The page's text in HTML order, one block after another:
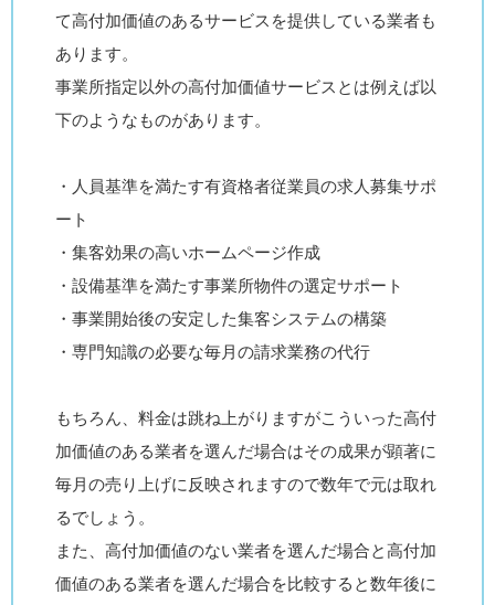
て高付加価値のあるサービスを提供している業者も
あります。
事業所指定以外の高付加価値サービスとは例えば以
下のようなものがあります。
・人員基準を満たす有資格者従業員の求人募集サポ
ート
・集客効果の高いホームページ作成
・設備基準を満たす事業所物件の選定サポート
・事業開始後の安定した集客システムの構築
・専門知識の必要な毎月の請求業務の代行
もちろん、料金は跳ね上がりますがこういった高付
加価値のある業者を選んだ場合はその成果が顕著に
毎月の売り上げに反映されますので数年で元は取れ
るでしょう。
また、高付加価値のない業者を選んだ場合と高付加
価値のある業者を選んだ場合を比較すると数年後に